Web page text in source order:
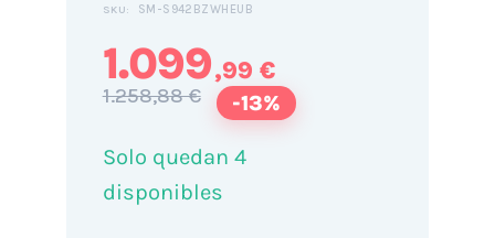
SKU: SM-S942BZWHEUB
1.099,99 €
1.258,88 € -13%
Solo quedan 4
disponibles